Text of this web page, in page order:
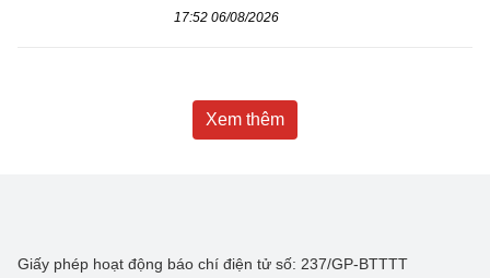
17:52 06/08/2026
Xem thêm
Giấy phép hoạt động báo chí điện tử số: 237/GP-BTTTT